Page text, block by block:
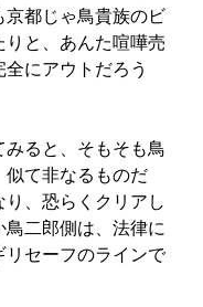
京都じゃ鳥貴族のビ
りと、あんた喧嘩売
にアウトだろう
ると、そもそも鳥
似て非なるものだ
り、恐らくクリアし
二郎側は、法律に
リセーフのラインで